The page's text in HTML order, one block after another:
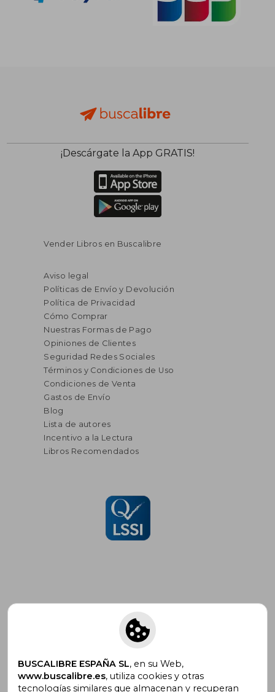
¡Descárgate la App GRATIS!
Vender Libros en Buscalibre
Aviso legal
Políticas de Envío y Devolución
Política de Privacidad
Cómo Comprar
Nuestras Formas de Pago
Opiniones de Clientes
Seguridad Redes Sociales
Términos y Condiciones de Uso
Condiciones de Venta
Gastos de Envío
Blog
Lista de autores
Incentivo a la Lectura
Libros Recomendados
Suscríbete para recibir ofertas y
promociones
BUSCALIBRE ESPAÑA SL, en su Web,
www.buscalibre.es, utiliza cookies y otras
tecnologías similares que almacenan y recuperan